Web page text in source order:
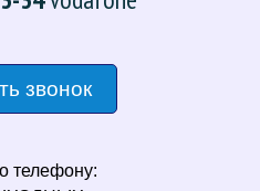
звонок
телефону: